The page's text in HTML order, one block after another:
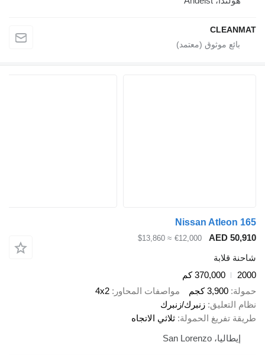
Nissan
€12,000
≈ $13,860
370,000 كم
3,900 كجم
مواصفات المحاور 4x2
زنبرك/زنبرك
الحمولة ثلاثي الاتجاه